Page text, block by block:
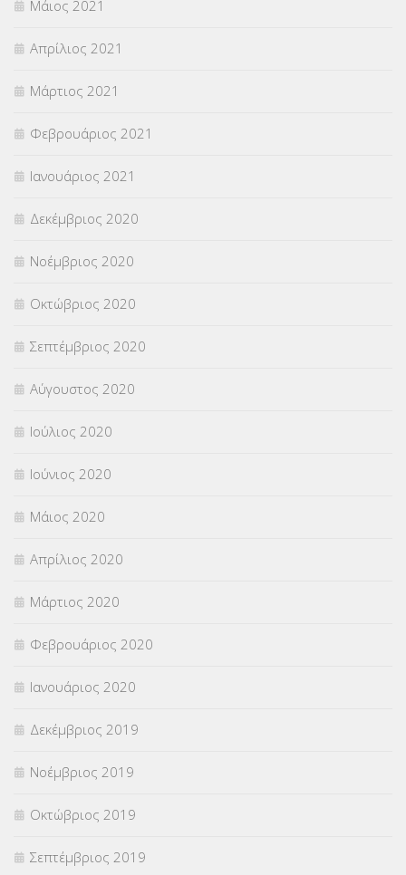
Μάιος 2021
Απρίλιος 2021
Μάρτιος 2021
Φεβρουάριος 2021
Ιανουάριος 2021
Δεκέμβριος 2020
Νοέμβριος 2020
Οκτώβριος 2020
Σεπτέμβριος 2020
Αύγουστος 2020
Ιούλιος 2020
Ιούνιος 2020
Μάιος 2020
Απρίλιος 2020
Μάρτιος 2020
Φεβρουάριος 2020
Ιανουάριος 2020
Δεκέμβριος 2019
Νοέμβριος 2019
Οκτώβριος 2019
Σεπτέμβριος 2019